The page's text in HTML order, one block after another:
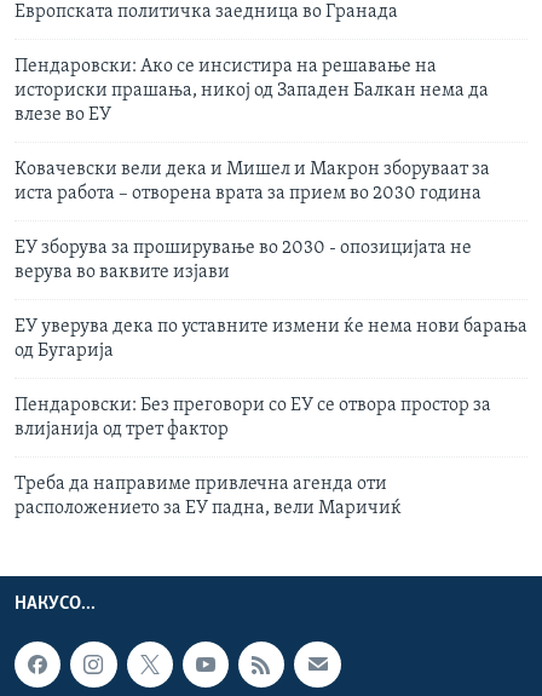
Европската политичка заедница во Гранада
Пендаровски: Ако се инсистира на решавање на
историски прашања, никој од Западен Балкан нема да
влезе во ЕУ
Ковачевски вели дека и Мишел и Макрон зборуваат за
иста работа – отворена врата за прием во 2030 година
ЕУ зборува за проширување во 2030 - опозицијата не
верува во ваквите изјави
ЕУ уверува дека по уставните измени ќе нема нови барања
од Бугарија
Пендаровски: Без преговори со ЕУ се отвора простор за
влијанија од трет фактор
Треба да направиме привлечна агенда оти
расположението за ЕУ падна, вели Маричиќ
НАКУСО...